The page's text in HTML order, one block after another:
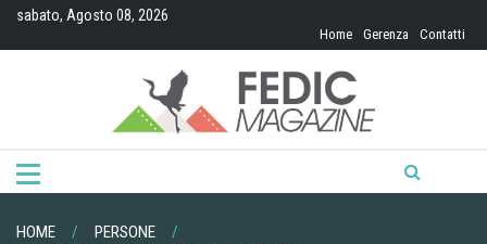
sabato, Agosto 08, 2026
Home Gerenza Contatti
HOME
PERSONE